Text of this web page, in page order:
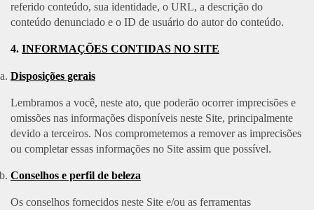
referido conteúdo, sua identidade, o URL, a descrição do
conteúdo denunciado e o ID de usuário do autor do conteúdo.
4. INFORMAÇÕES CONTIDAS NO SITE
Disposições gerais
Lembramos a você, neste ato, que poderão ocorrer imprecisões e
omissões nas informações disponíveis neste Site, principalmente
devido a terceiros. Nos comprometemos a remover as imprecisões
ou completar essas informações no Site assim que possível.
Conselhos e perfil de beleza
Os conselhos fornecidos neste Site e/ou as ferramentas